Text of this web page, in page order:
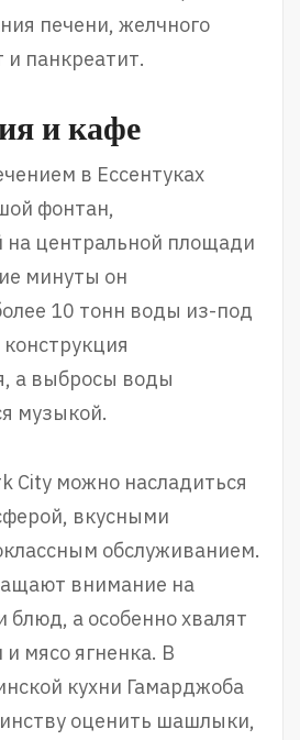
печени, желчного
и панкреатит.
и кафе
в Ессентуках
фонтан,
центральной площади
минуты он
10 тонн воды из-под
а выбросы воды
музыкой.
City можно насладиться
вкусными
обслуживанием.
внимание на
а особенно хвалят
мясо ягненка. В
кухни Гамарджоба
оценить шашлыки,